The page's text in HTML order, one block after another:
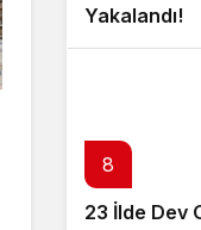
Yakalandı!
8
23 İlde Dev